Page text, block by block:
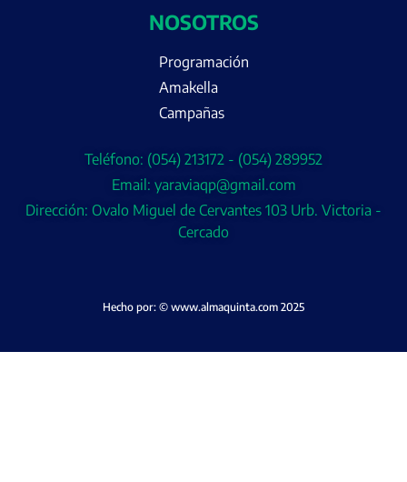
NOSOTROS
Programación
Amakella
Campañas
Teléfono: (054) 213172 - (054) 289952
Email: yaraviaqp@gmail.com
Dirección: Ovalo Miguel de Cervantes 103 Urb. Victoria -
Cercado
Hecho por: © www.almaquinta.com 2025